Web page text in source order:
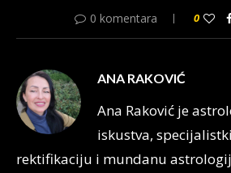
0 komentara 0
ANA RAKOVIĆ
Ana Raković je
iskustva,
rektifikaciju i mundanu